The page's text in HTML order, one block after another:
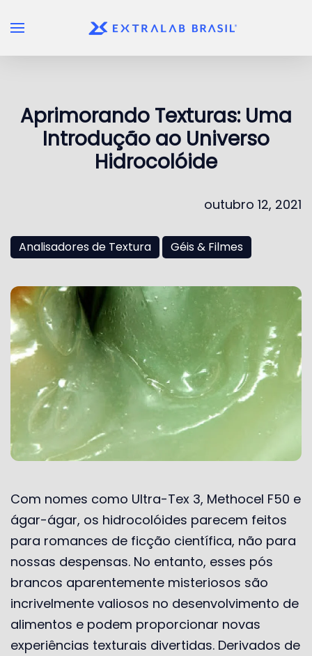
Skip to main content
Aprimorando Texturas: Uma
Introdução ao Universo
Hidrocolóide
outubro 12, 2021
Analisadores de Textura Géis & Filmes
Com nomes como Ultra-Tex 3, Methocel F50 e
ágar-ágar, os hidrocolóides parecem feitos
para romances de ficção científica, não para
nossas despensas. No entanto, esses pós
brancos aparentemente misteriosos são
incrivelmente valiosos no desenvolvimento de
alimentos e podem proporcionar novas
experiências texturais divertidas. Derivados de